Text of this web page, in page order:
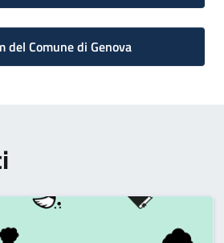
del Comune di Genova